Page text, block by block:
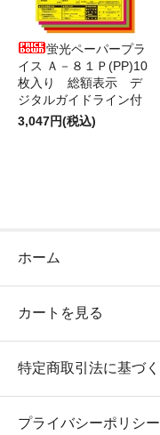
蛍光ペーパープラ
イス Ａ－８１Ｐ(PP)10
枚入り 総額表示 デ
ジタルガイドライン付
3,047円(税込)
ホーム
カートを見る
特定商取引法に基づ
プライバシーポリシー